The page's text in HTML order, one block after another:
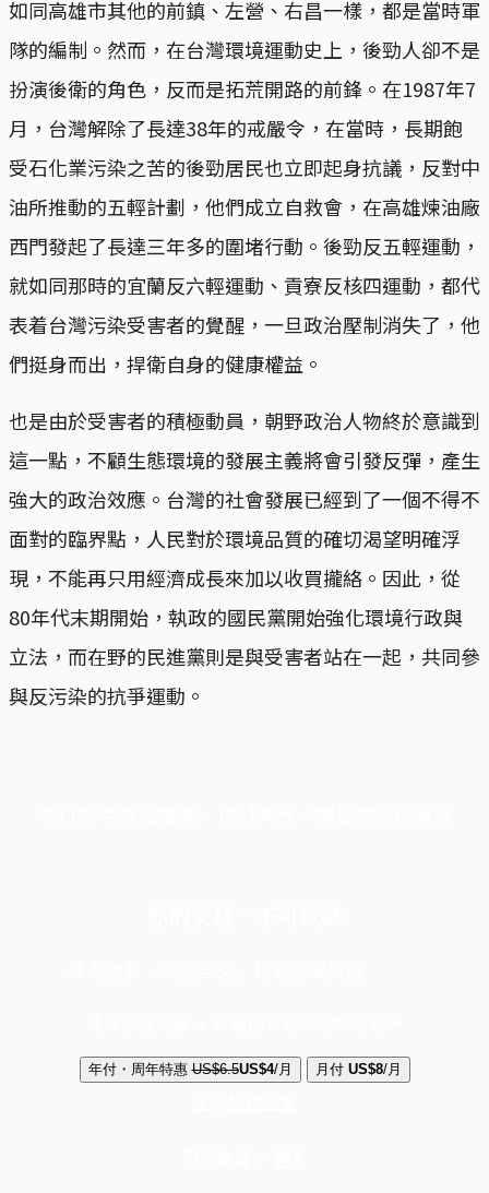
如同高雄市其他的前鎮、左營、右昌一樣，都是當時軍
隊的編制。然而，在台灣環境運動史上，後勁人卻不是
扮演後衛的角色，反而是拓荒開路的前鋒。在1987年7
月，台灣解除了長達38年的戒嚴令，在當時，長期飽
受石化業污染之苦的後勁居民也立即起身抗議，反對中
油所推動的五輕計劃，他們成立自救會，在高雄煉油廠
西門發起了長達三年多的圍堵行動。後勁反五輕運動，
就如同那時的宜蘭反六輕運動、貢寮反核四運動，都代
表着台灣污染受害者的覺醒，一旦政治壓制消失了，他
們挺身而出，捍衛自身的健康權益。
也是由於受害者的積極動員，朝野政治人物終於意識到
這一點，不顧生態環境的發展主義將會引發反彈，產生
強大的政治效應。台灣的社會發展已經到了一個不得不
面對的臨界點，人民對於環境品質的確切渴望明確浮
現，不能再只用經濟成長來加以收買攏絡。因此，從
80年代末期開始，執政的國民黨開始強化環境行政與
立法，而在野的民進黨則是與受害者站在一起，共同參
與反污染的抗爭運動。
年付・周年特惠 US$6.5US$4/月 月付 US$8/月